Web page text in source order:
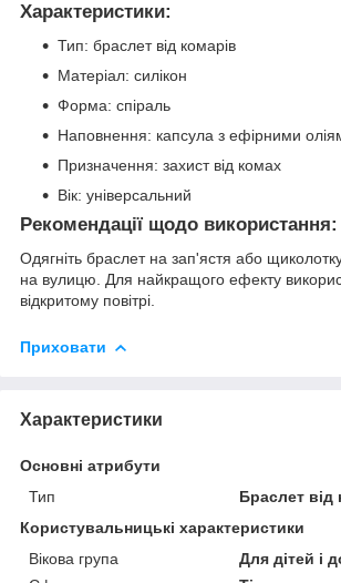
Характеристики:
Тип: браслет від комарів
Матеріал: силікон
Форма: спіраль
Наповнення: капсула з ефірними
Призначення: захист від комах
Вік: універсальний
Рекомендації щодо використання:
Одягніть браслет на зап'ястя або
на вулицю. Для найкращого ефекту
відкритому повітрі.
Приховати
Характеристики
Основні атрибути
Тип
Браслет від
Користувальницькі характеристики
Вікова група
Для дітей і